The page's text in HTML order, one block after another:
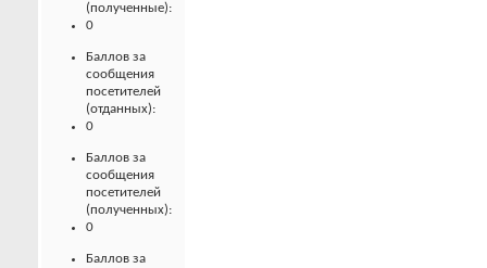
(полученные):
0
Баллов за
сообщения
посетителей
(отданных):
0
Баллов за
сообщения
посетителей
(полученных):
0
Баллов за